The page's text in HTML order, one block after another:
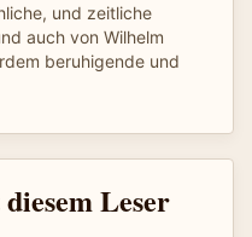
und zeitliche
auch von Wilhelm
beruhigende und
Leser